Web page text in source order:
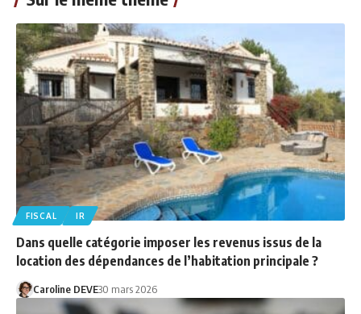
FISCAL IR
Dans quelle catégorie imposer les revenus issus de la
location des dépendances de l’habitation principale ?
Caroline DEVE30 mars 2026